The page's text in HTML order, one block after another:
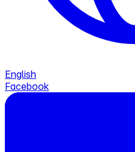
English
Facebook